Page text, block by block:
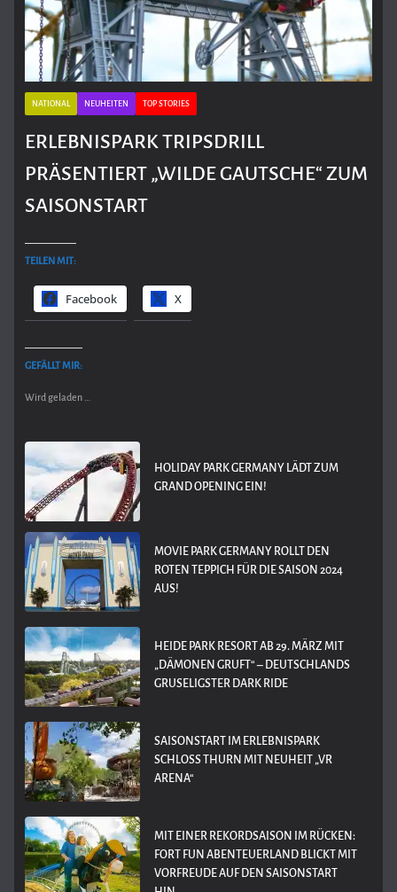
NATIONAL NEUHEITEN TOP STORIES
ERLEBNISPARK TRIPSDRILL
PRÄSENTIERT „WILDE GAUTSCHE“ ZUM
SAISONSTART
TEILEN MIT:
Facebook X
GEFÄLLT MIR:
Wird geladen …
HOLIDAY PARK GERMANY LÄDT ZUM
GRAND OPENING EIN!
MOVIE PARK GERMANY ROLLT DEN
ROTEN TEPPICH FÜR DIE SAISON 2024
AUS!
HEIDE PARK RESORT AB 29. MÄRZ MIT
„DÄMONEN GRUFT“ – DEUTSCHLANDS
GRUSELIGSTER DARK RIDE
SAISONSTART IM ERLEBNISPARK
SCHLOSS THURN MIT NEUHEIT „VR
ARENA“
MIT EINER REKORDSAISON IM RÜCKEN:
FORT FUN ABENTEUERLAND BLICKT MIT
VORFREUDE AUF DEN SAISONSTART